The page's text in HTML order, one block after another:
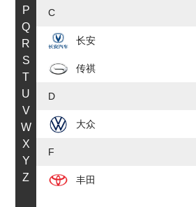
P
Q
R
S
T
U
V
W
X
Y
Z
C
长安
传祺
D
大众
F
丰田